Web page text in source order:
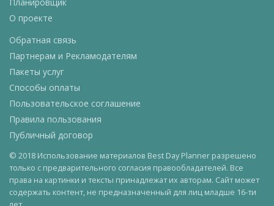
О проекте
Обратная связь
Партнерам и Рекламодателям
Пакеты услуг
Способы оплаты
Пользовательское соглашение
Правила пользования
Публичный договор
© 2018 Использование материалов Best Day Planner разрешено
только с предварительного согласия правообладателей. Все
права на картинки и тексты принадлежат их авторам. Сайт может
содержать контент, не предназначенный для лиц младше 16-ти